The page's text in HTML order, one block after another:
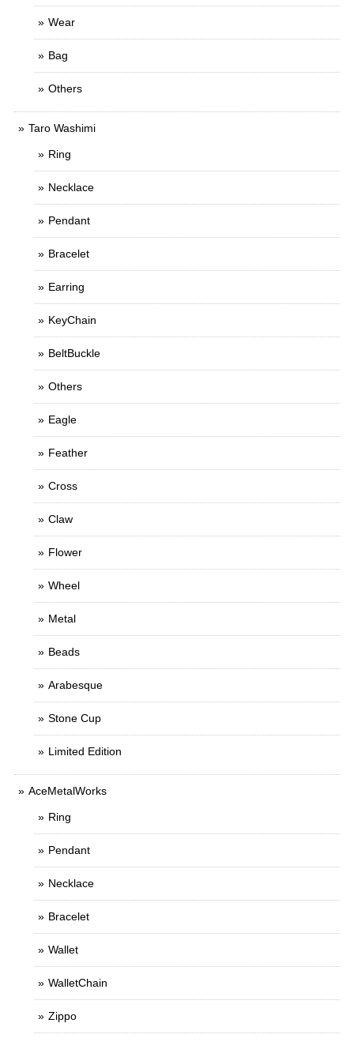
Wear
Bag
Others
Taro Washimi
Ring
Necklace
Pendant
Bracelet
Earring
KeyChain
BeltBuckle
Others
Eagle
Feather
Cross
Claw
Flower
Wheel
Metal
Beads
Arabesque
Stone Cup
Limited Edition
AceMetalWorks
Ring
Pendant
Necklace
Bracelet
Wallet
WalletChain
Zippo